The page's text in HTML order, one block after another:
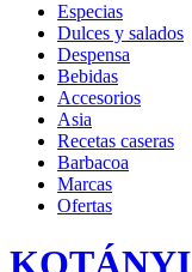
Especias
Dulces y salados
Despensa
Bebidas
Accesorios
Asia
Recetas caseras
Barbacoa
Marcas
Ofertas